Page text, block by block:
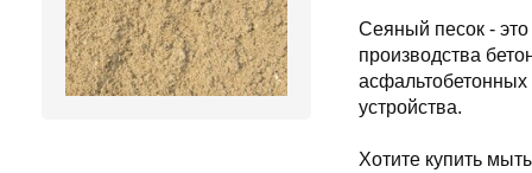
Сеяный песок -
производства
асфальтобетонных
устройства.
Хотите купить